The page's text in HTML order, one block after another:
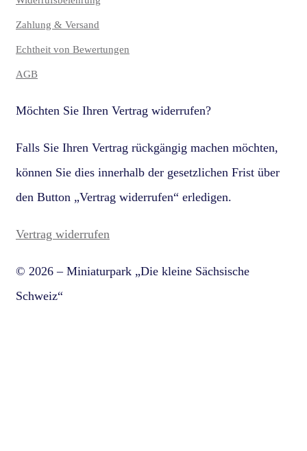
Zahlung & Versand
Echtheit von Bewertungen
AGB
Möchten Sie Ihren Vertrag widerrufen?
Falls Sie Ihren Vertrag rückgängig machen möchten,
können Sie dies innerhalb der gesetzlichen Frist über
den Button „Vertrag widerrufen“ erledigen.
Vertrag widerrufen
© 2026 – Miniaturpark „Die kleine Sächsische
Schweiz“